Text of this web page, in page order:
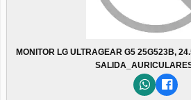
MONITOR LG ULTRAGEAR G5 25G523B,